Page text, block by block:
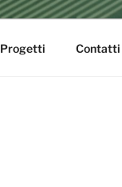
Progetti Contatti